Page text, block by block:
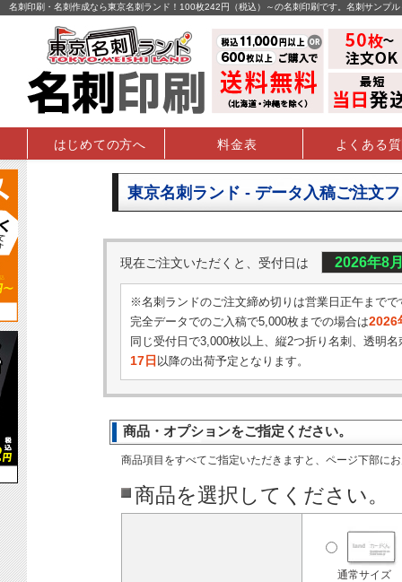
名刺印刷・名刺作成なら東京名刺ランド！100枚242円（税込）～の名刺印刷です。名刺サンプ
はじめての方へ 料金表 よくある
東京名刺ランド - データ入稿ご注文
現在ご注文いただくと、受付日は 2026年8
※名刺ランドのご注文締め切りは営業日正午までで
完全データでのご入稿で5,000枚までの場合は2026
同じ受付日で3,000枚以上、縦2つ折り名刺、透明名
17日 以降の出荷予定となります。
商品・オプションをご指定ください。
商品項目をすべてご指定いただきますと、ページ下部に
商品を選択してください。
通常サイズ